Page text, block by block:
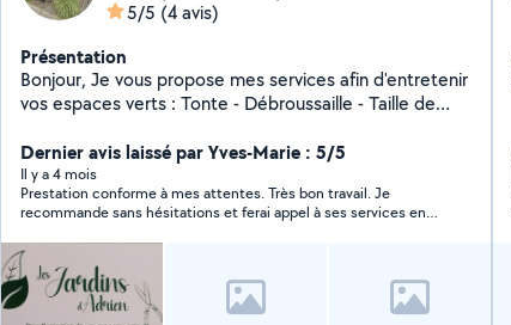
5/5 (4 avis)
Présentation
Bonjour, Je vous propose mes services afin d'entretenir
vos espaces verts : Tonte - Débroussaille - Taille de
feuilles - Evacuation des déchets verts - Nettoyage
allées et terrasses... Règlement en Cesu possible
N'hésitez pas à me contacter et au plaisir de vous
rencontrer ! Adrien
Dernier avis laissé par Yves-Marie : 5/5
Il y a 4 mois
Prestation conforme à mes attentes. Très bon travail. Je
recommande sans hésitations et ferai appel à ses services en